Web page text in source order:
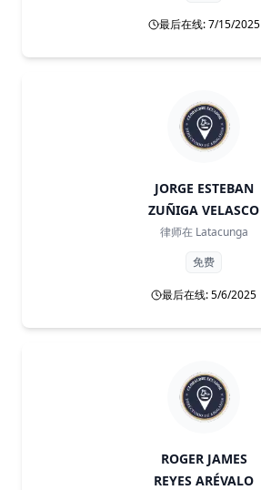
最后在线: 7/15/2025
JORGE ESTEBAN
ZUÑIGA VELASCO
律师在 Latacunga
免费
最后在线: 5/6/2025
ROGER JAMES
REYES ARÉVALO